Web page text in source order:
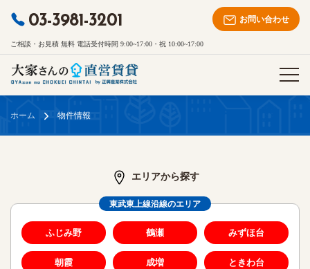
03-3981-3201
ご相談・お見積 無料 電話受付時間 9:00~17:00・祝 10:00~17:00
お問い合わせ
ホーム 物件情報
エリアから探す
東武東上線沿線のエリア
ふじみ野 鶴瀬 みずほ台
朝霞 成増 ときわ台